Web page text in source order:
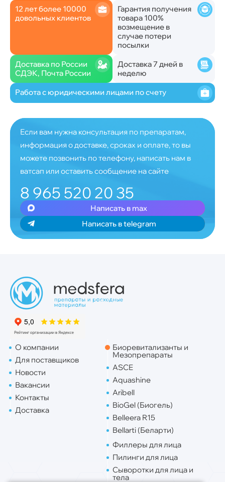
12 лет более 10000
довольных клиентов
Гарантия получения
товара 100%
возмещение в
случае потери
посылки
Доставка по России
СДЭК, Почта России
Доставка 7 дней в
неделю
Работа с юридическими лицами по счету
Если вам нужна консультация по препаратам,
информация о доставке, сроках и оплате, то вы
можете позвонить по телефону, написать нам в
ватсап или оставить сообщение на сайте
8 965 520 20 35
Написать в max
Написать в telegram
О компании
Для поставщиков
Новости
Вакансии
Контакты
Доставка
Биоревитализанты и
Мезопрепараты
ASCE
Aquashine
Aribell
BioGel (Биогель)
Belleera R15
Bellarti (Беларти)
Филлеры для лица
Пилинги для лица
Сыворотки для лица и
тела